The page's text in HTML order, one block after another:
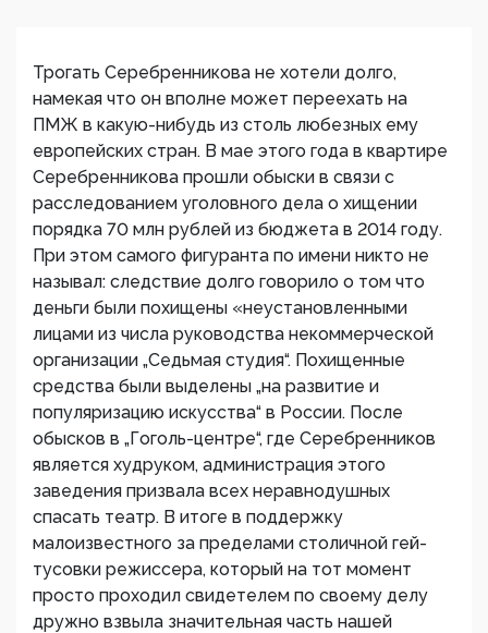
Трогать Серебренникова не хотели долго,
намекая что он вполне может переехать на
ПМЖ в какую-нибудь из столь любезных ему
европейских стран. В мае этого года в квартире
Серебренникова прошли обыски в связи с
расследованием уголовного дела о хищении
порядка 70 млн рублей из бюджета в 2014 году.
При этом самого фигуранта по имени никто не
называл: следствие долго говорило о том что
деньги были похищены «неустановленными
лицами из числа руководства некоммерческой
организации „Седьмая студия“. Похищенные
средства были выделены „на развитие и
популяризацию искусства“ в России. После
обысков в „Гоголь-центре“, где Серебренников
является худруком, администрация этого
заведения призвала всех неравнодушных
спасать театр. В итоге в поддержку
малоизвестного за пределами столичной гей-
тусовки режиссера, который на тот момент
просто проходил свидетелем по своему делу
дружно взвыла значительная часть нашей